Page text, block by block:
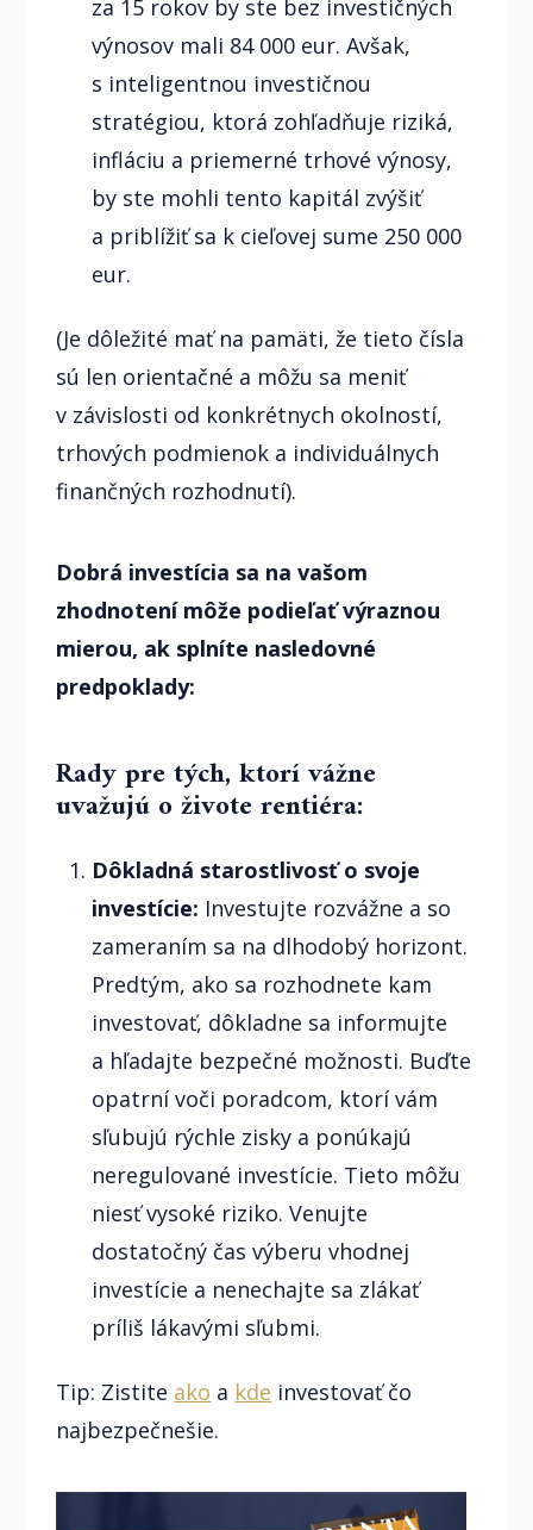
za 15 rokov by ste bez investičných
výnosov mali 84 000 eur. Avšak,
s inteligentnou investičnou
stratégiou, ktorá zohľadňuje riziká,
infláciu a priemerné trhové výnosy,
by ste mohli tento kapitál zvýšiť
a priblížiť sa k cieľovej sume 250 000
eur.
(Je dôležité mať na pamäti, že tieto čísla
sú len orientačné a môžu sa meniť
v závislosti od konkrétnych okolností,
trhových podmienok a individuálnych
finančných rozhodnutí).
Dobrá investícia sa na vašom
zhodnotení môže podieľať výraznou
mierou, ak splníte nasledovné
predpoklady:
Rady pre tých, ktorí vážne
uvažujú o živote rentiéra:
Dôkladná starostlivosť o svoje
investície: Investujte rozvážne a so
zameraním sa na dlhodobý horizont.
Predtým, ako sa rozhodnete kam
investovať, dôkladne sa informujte
a hľadajte bezpečné možnosti. Buďte
opatrní voči poradcom, ktorí vám
sľubujú rýchle zisky a ponúkajú
neregulované investície. Tieto môžu
niesť vysoké riziko. Venujte
dostatočný čas výberu vhodnej
investície a nenechajte sa zlákať
príliš lákavými sľubmi.
Tip: Zistite ako a kde investovať čo
najbezpečnešie.